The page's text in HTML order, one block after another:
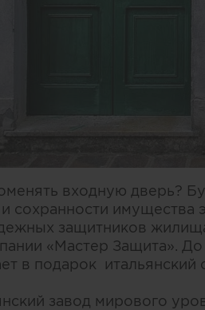
входную дверь?
и сохранности
защитников
«Мастер Защита».
в подарок
завод мирового